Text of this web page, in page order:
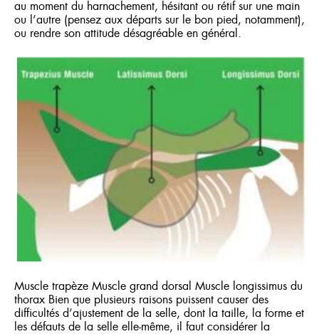
au moment du harnachement, hésitant ou rétif sur une main
ou l’autre (pensez aux départs sur le bon pied, notamment),
ou rendre son attitude désagréable en général.
Muscle trapèze Muscle grand dorsal Muscle longissimus du
thorax Bien que plusieurs raisons puissent causer des
difficultés d’ajustement de la selle, dont la taille, la forme et
les défauts de la selle elle-même, il faut considérer la